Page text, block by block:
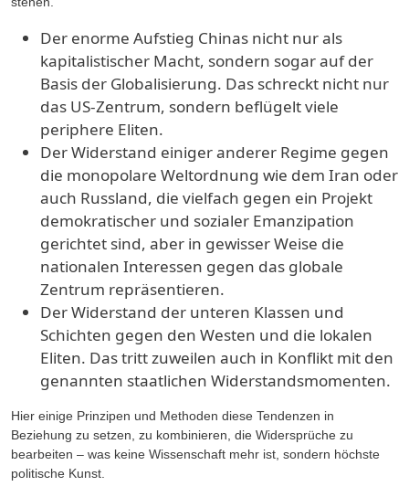
Der enorme Aufstieg Chinas nicht nur als
kapitalistischer Macht, sondern sogar auf der
Basis der Globalisierung. Das schreckt nicht nur
das US-Zentrum, sondern beflügelt viele
periphere Eliten.
Der Widerstand einiger anderer Regime gegen
die monopolare Weltordnung wie dem Iran oder
auch Russland, die vielfach gegen ein Projekt
demokratischer und sozialer Emanzipation
gerichtet sind, aber in gewisser Weise die
nationalen Interessen gegen das globale
Zentrum repräsentieren.
Der Widerstand der unteren Klassen und
Schichten gegen den Westen und die lokalen
Eliten. Das tritt zuweilen auch in Konflikt mit den
genannten staatlichen Widerstandsmomenten.
Hier einige Prinzipen und Methoden diese Tendenzen in
Beziehung zu setzen, zu kombinieren, die Widersprüche zu
bearbeiten – was keine Wissenschaft mehr ist, sondern höchste
politische Kunst.